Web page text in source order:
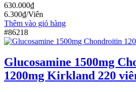
630.000₫
6.300₫/Viên
Thêm vào giỏ hàng
#86218
Glucosamine 1500mg
1200mg Kirkland 220